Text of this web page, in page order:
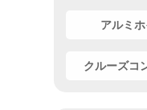
アルミ
クルーズコ